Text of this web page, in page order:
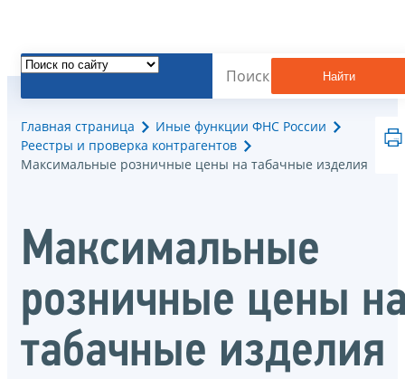
Найти
Главная страница
Иные функции ФНС России
Реестры и проверка контрагентов
Максимальные розничные цены на табачные изделия
Максимальные
розничные цены
табачные изделия